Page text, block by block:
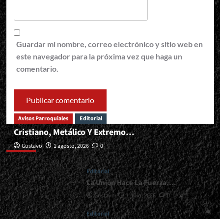
Guardar mi nombre, correo electrónico y sitio web en
este navegador para la próxima vez que haga un
comentario.
Editorial
Avisos Parroquiales Editorial
Cristiano, Metálico Y Extremo…
Gustavo 1 agosto, 2026 0
Editorial
La Unión Hace La Fuerza….
Gustavo 1 julio, 2026 0
Editorial